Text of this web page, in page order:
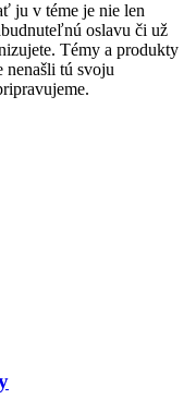
ju v téme je nie len
oslavu či už
Témy a produkty
nenašli tú svoju